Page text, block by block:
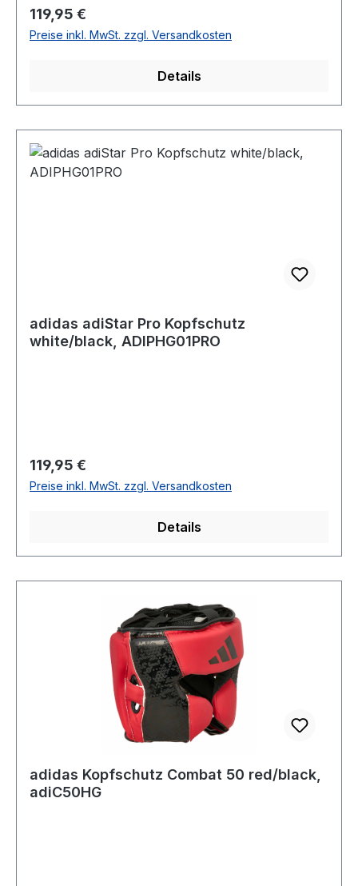
Regulärer Preis:
119,95 €
Preise inkl. MwSt. zzgl. Versandkosten
Details
adidas adiStar Pro Kopfschutz
white/black, ADIPHG01PRO
Regulärer Preis:
119,95 €
Preise inkl. MwSt. zzgl. Versandkosten
Details
adidas Kopfschutz Combat 50 red/black,
adiC50HG